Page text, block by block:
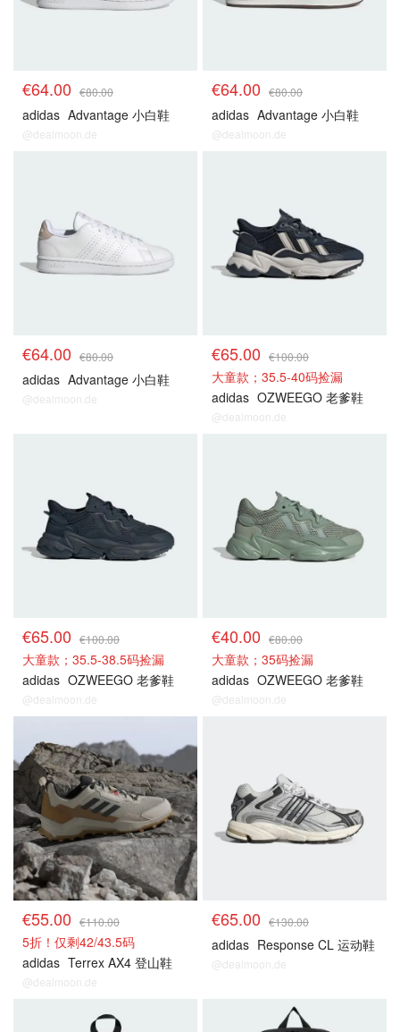
€64.00 €80.00
adidas Advantage 小白鞋
@dealmoon.de
€64.00 €80.00
adidas Advantage 小白鞋
@dealmoon.de
€64.00 €80.00
adidas Advantage 小白鞋
@dealmoon.de
€65.00 €100.00
大童款；35.5-40码捡漏
adidas OZWEEGO 老爹鞋
@dealmoon.de
€65.00 €100.00
大童款；35.5-38.5码捡漏
adidas OZWEEGO 老爹鞋
@dealmoon.de
€40.00 €80.00
大童款；35码捡漏
adidas OZWEEGO 老爹鞋
@dealmoon.de
€55.00 €110.00
5折！仅剩42/43.5码
adidas Terrex AX4 登山鞋
@dealmoon.de
€65.00 €130.00
adidas Response CL 运动鞋
@dealmoon.de